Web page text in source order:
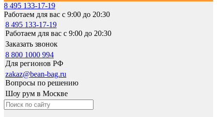
8 495 133-17-19
Работаем для вас с 9:00 до 20:30
8 495 133-17-19
Работаем для вас с 9:00 до 20:30
Заказать звонок
8 800 1000 994
Для регионов РФ
zakaz@bean-bag.ru
Вопросы по решению
Шоу рум в Москве